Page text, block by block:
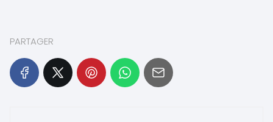
PARTAGER